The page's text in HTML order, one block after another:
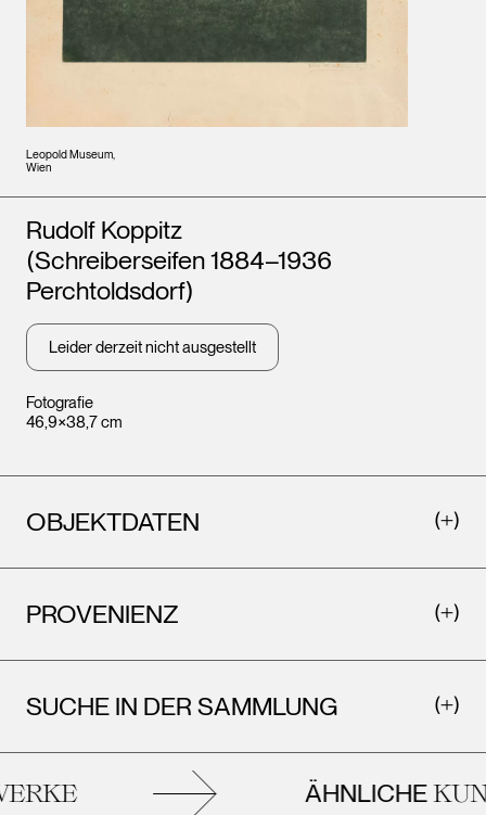
Leopold Museum,
Wien
Fotografie
46,9×38,7 cm
Künstler*innen
Rudolf Koppitz
(Schreiberseifen 1884–1936
Perchtoldsdorf)
Leider derzeit nicht ausgestellt
OBJEKTDATEN
PROVENIENZ
SUCHE IN DER SAMMLUNG
ÄHNLICHE